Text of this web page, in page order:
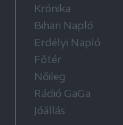
Krónika
Bihari Napló
Erdélyi Napló
Főtér
Nőileg
Rádió GaGa
Jóállás